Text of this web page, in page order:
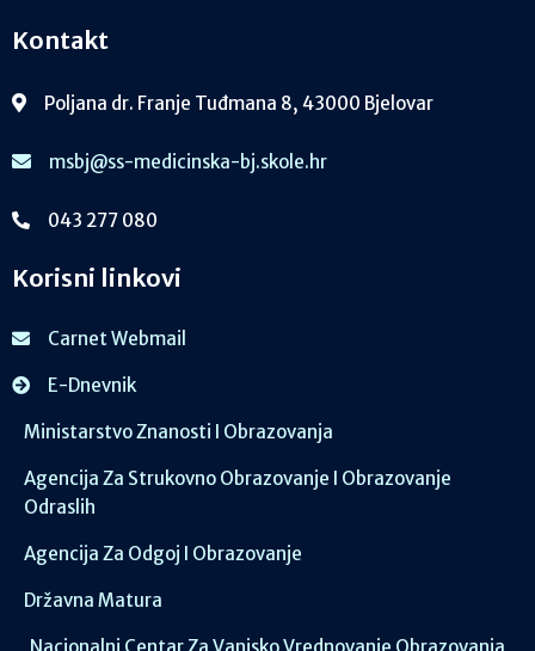
Kontakt
Poljana dr. Franje Tuđmana 8, 43000 Bjelovar
msbj@ss-medicinska-bj.skole.hr
043 277 080
Korisni linkovi
Carnet Webmail
E-Dnevnik
Ministarstvo Znanosti I Obrazovanja
Agencija Za Strukovno Obrazovanje I Obrazovanje
Odraslih
Agencija Za Odgoj I Obrazovanje
Državna Matura